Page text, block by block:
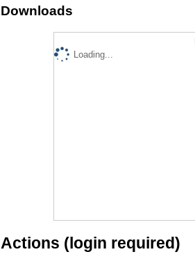
Downloads
Loading...
Actions (login required)